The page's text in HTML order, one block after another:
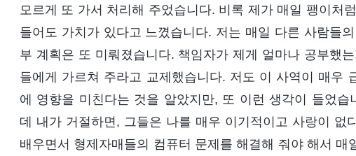
모르게 또 가서 처리해 주었습니다. 비록 제가 매일 팽이처
들어도 가치가 있다고 느꼈습니다. 저는 매일 다른 사람들
부 계획은 또 미뤄졌습니다. 책임자가 제게 얼마나 공부했
들에게 가르쳐 주라고 교제했습니다. 저도 이 사역이 매우
에 영향을 미친다는 것을 알았지만, 또 이런 생각이 들었습
데 내가 거절하면, 그들은 나를 매우 이기적이고 사랑이 없
배우면서 형제자매들의 컴퓨터 문제를 해결해 줘야 해서